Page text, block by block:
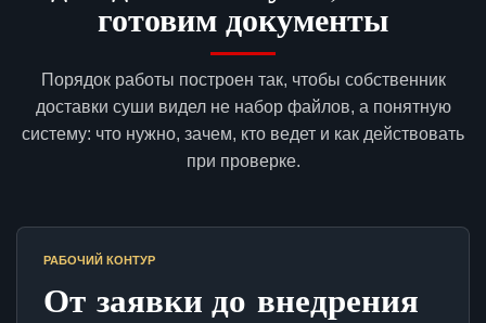
готовим документы
Порядок работы построен так, чтобы собственник
доставки суши видел не набор файлов, а понятную
систему: что нужно, зачем, кто ведет и как действовать
при проверке.
РАБОЧИЙ КОНТУР
От заявки до внедрения